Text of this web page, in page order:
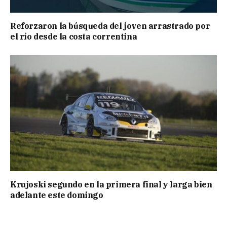
Reforzaron la búsqueda del joven arrastrado por
el río desde la costa correntina
Krujoski segundo en la primera final y larga bien
adelante este domingo